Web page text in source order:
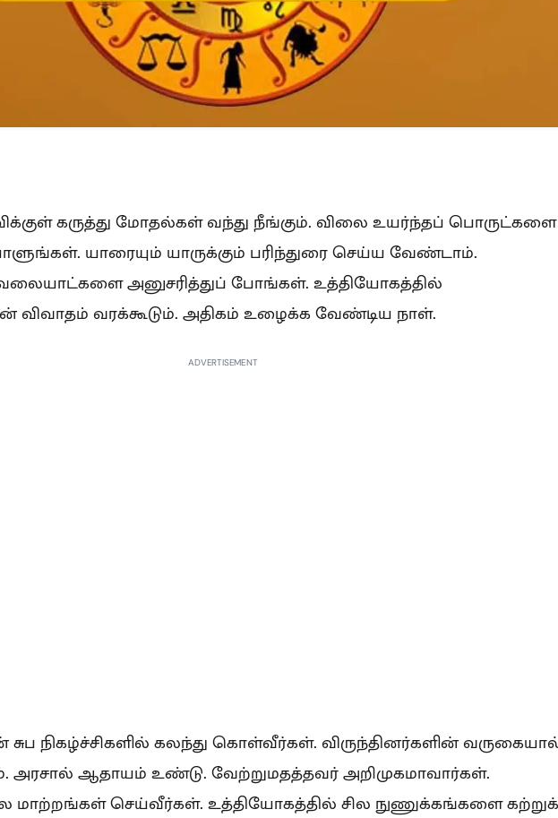
கருத்து மோதல்கள் வந்து நீங்கும். விலை உயர்ந்தப் பொருட்களை
யாரையும் யாருக்கும் பரிந்துரை செய்ய வேண்டாம்.
அனுசரித்துப் போங்கள். உத்தியோகத்தில்
விவாதம் வரக்கூடும். அதிகம் உழைக்க வேண்டிய நாள்.
ADVERTISEMENT
சுப நிகழ்ச்சிகளில் கலந்து கொள்வீர்கள். விருந்தினர்களின்
அரசால் ஆதாயம் உண்டு. வேற்றுமதத்தவர் அறிமுகமாவார்கள்.
மாற்றங்கள் செய்வீர்கள். உத்தியோகத்தில் சில நுணுக்கங்களை கற்றுக்